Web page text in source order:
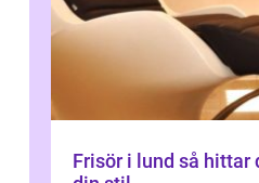
Frisör i lund så hittar du rätt salong för